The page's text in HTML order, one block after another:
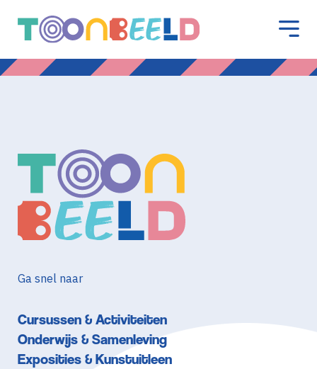
Ga snel naar
Cursussen & Activiteiten
Onderwijs & Samenleving
Exposities & Kunstuitleen